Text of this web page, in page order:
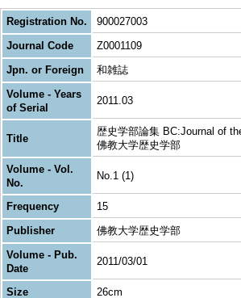
Registration No.
900027003
Journal Code
Z0001109
Jpn. or Foreign
和雑誌
Volume - Years
of Serial
2011.03
Title
歴史学部論集 BC:Journal of
佛教大学歴史学部
Volume - Vol.
No.
No.1 (1)
Frequency
15
Publisher
佛教大学歴史学部
Volume - Pub.
Date
2011/03/01
Size 26cm